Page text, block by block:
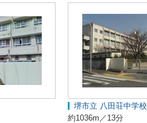
堺市立 八田荘中学校
約1036m／13分